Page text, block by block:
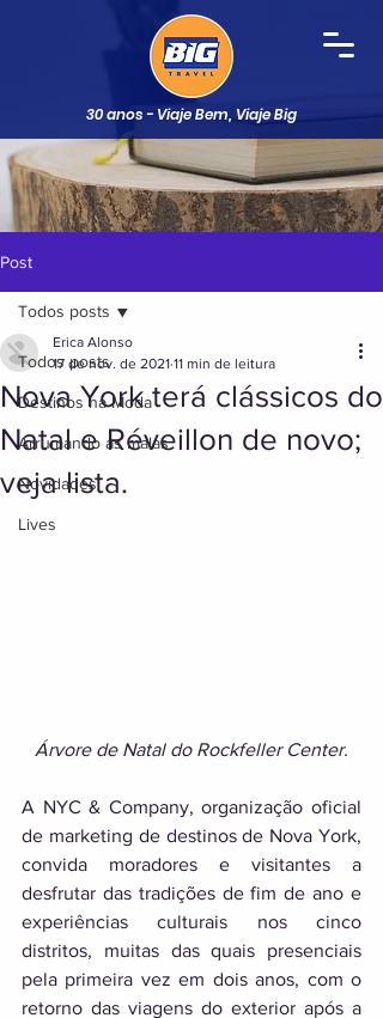
30 anos - Viaje Bem, Viaje Big
Post
Todos posts
Destinos na Moda
Arrumando as malas
Novidades
Lives
Todos posts
Nova York terá clássicos do
Natal e Réveillon de novo;
veja lista.
Erica Alonso
17 de nov. de 2021 11 min de leitura
Árvore de Natal do Rockfeller Center.
A NYC & Company, organização oficial
de marketing de destinos de Nova York,
convida moradores e visitantes a
desfrutar das tradições de fim de ano e
experiências culturais nos cinco
distritos, muitas das quais presenciais
pela primeira vez em dois anos, com o
retorno das viagens do exterior após a